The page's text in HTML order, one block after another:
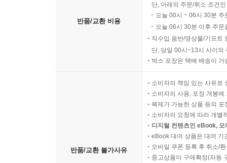
반품/교환 비용
단, 아래의 주문/취소 조건
오늘 00시 ~ 06시 30분
오늘 06시 30분 이후 주
직수입 음반/영상물/기프트
단, 당일 00시~13시 사이의
박스 포장은 택배 배송이
반품/교환 불가사유
소비자의 책임 있는 사유로
소비자의 사용, 포장 개봉
복제가 가능한 상품 등의
소비자의 요청에 따라 개별
디지털 컨텐츠인 eBook,
eBook 대여 상품은 대여 기
모바일 쿠폰 등록 후 취소/
중고상품이 구매확정(자동